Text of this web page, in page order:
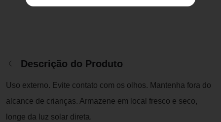
Descrição do Produto
Uso externo. Evite contato com os olhos. Mantenha fora do
alcance de crianças. Armazene em local fresco e seco,
longe da luz solar direta.